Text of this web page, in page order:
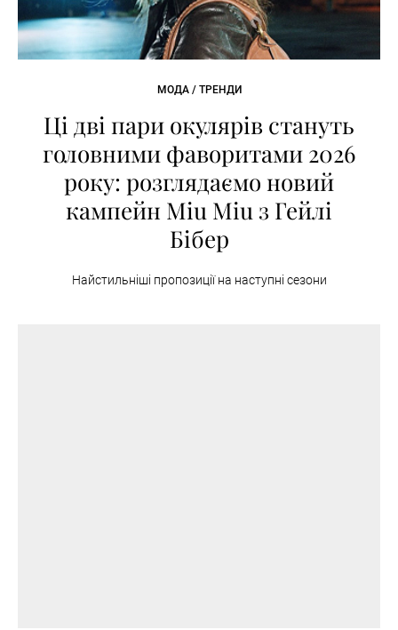
МОДА / ТРЕНДИ
Ці дві пари окулярів стануть
головними фаворитами 2026
року: розглядаємо новий
кампейн Miu Miu з Гейлі
Бібер
Найстильніші пропозиції на наступні сезони